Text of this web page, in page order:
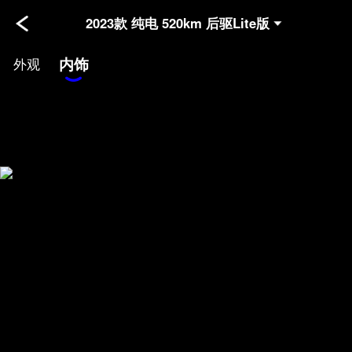
2023款 纯电 520km 后驱Lite版
外观 内饰